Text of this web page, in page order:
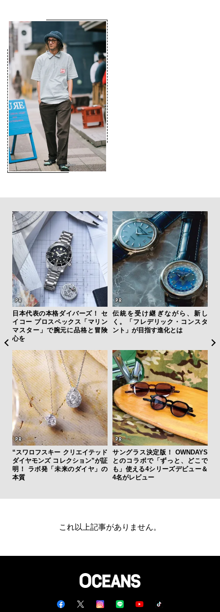
日本代表の本格ダイバーズ！ セ
イコー プロスペックス「マリン
マスター」で腕元に品格と冒険
心を
伝統を受け継ぎながら、新し
く。「フレデリック・コンスタ
ント」が目指す進化とは
“スワロフスキー クリエイテッド
ダイヤモンズ コレクション”が証
明！ ラボ発「未来のダイヤ」の
本質
サングラス決定版！ OWNDAYS
とのコラボで「ずっと、どこで
も」使える4シリーズデビュー＆
4名がレビュー
店
これ以上記事がありません。